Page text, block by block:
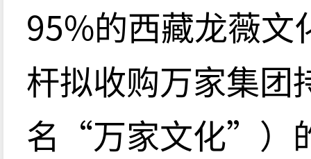
95%的西藏龙薇文
杆拟收购万家集团
名“万家文化”）